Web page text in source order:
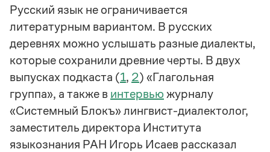
Словари русского языка как государственного
Справочники
Правила русской орфографии и пунктуации
Русский язык. Краткий теоретический курс
для школьников
Справочник по пунктуации
Словарь-справочник трудностей
Словарь русских имён
Словарь методических терминов
(1956)
Русский язык не ограничивается
литературным вариантом. В русских
деревнях можно услышать разные диалекты,
которые сохранили древние черты. В двух
выпусках подкаста (1, 2) «Глагольная
группа», а также в интервью журналу
«Системный Блокъ» лингвист-диалектолог,
заместитель директора Института
языкознания РАН Игорь Исаев рассказал